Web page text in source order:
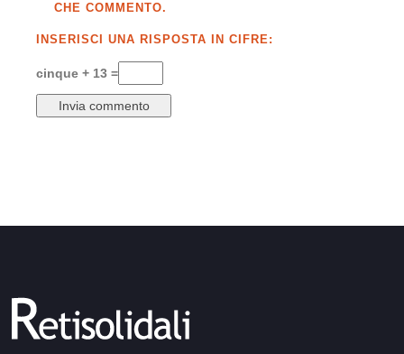
CHE COMMENTO.
INSERISCI UNA RISPOSTA IN CIFRE:
cinque + 13 =